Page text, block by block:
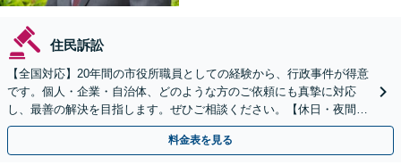
住民訴訟
【全国対応】20年間の市役所職員としての経験から、行政事件が得意
です。個人・企業・自治体、どのような方のご依頼にも真摯に対応
し、最善の解決を目指します。ぜひご相談ください。【休日・夜間相
談可】【ビデオ面談可】【銀座駅1分】
料金表を見る